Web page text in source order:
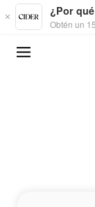
Skip to main content
¿Por
Obtén un